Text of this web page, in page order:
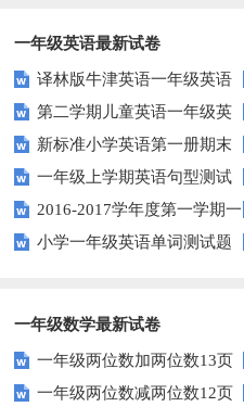
一年级英语最新试卷
译林版牛津英语一年级英语
1AB测试卷
第二学期儿童英语一年级英
语期末试卷
新标准小学英语第一册期末
测试题
一年级上学期英语句型测试
题 2016-2017学年度第一学期一
起一年级英语期中试卷
小学一年级英语单词测试题
一年级数学最新试卷
一年级两位数加两位数13页
一年级两位数减两位数12页